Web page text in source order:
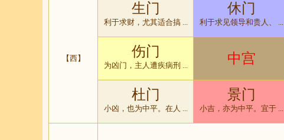
【西】
生门
利于求财，尤其适合搞 ...
休门
利于求见领导和贵人、 ...
伤门
为凶门，主人遭疾病刑 ... 中宫
杜门
小凶，也为中平。在人 ...
景门
小吉，亦为中平。宜于 ...